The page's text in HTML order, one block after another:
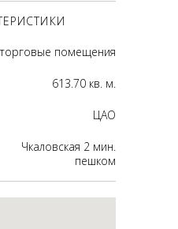
торговые помещения
613.70 кв. м.
ЦАО
Чкаловская 2 мин.
пешком